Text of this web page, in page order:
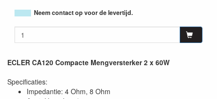
Neem contact op voor de levertijd.
ECLER CA120 Compacte Mengversterker 2 x 60W
Specificaties:
Impedantie: 4 Ohm, 8 Ohm